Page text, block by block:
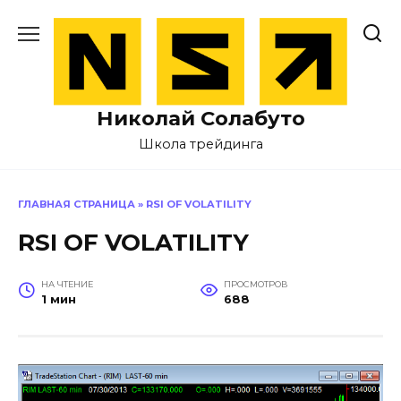
содержанию
Николай Солабуто
Школа трейдинга
ГЛАВНАЯ СТРАНИЦА » RSI OF VOLATILITY
RSI OF VOLATILITY
НА ЧТЕНИЕ
1 мин
ПРОСМОТРОВ
688